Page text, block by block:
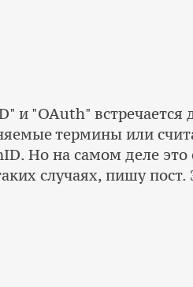
и "OAuth" встречается
термины или
Но на самом деле
случаях, пишу пост.